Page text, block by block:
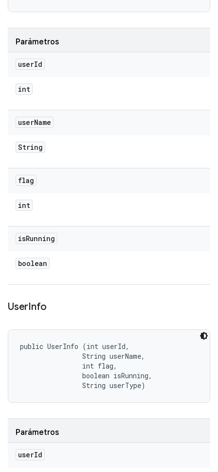
Parámetros
userId
int
userName
String
flag
int
isRunning
boolean
UserInfo
public UserInfo (int userId,
                String userName,
                int flag,
                boolean isRunning,
                String userType)
Parámetros
userId